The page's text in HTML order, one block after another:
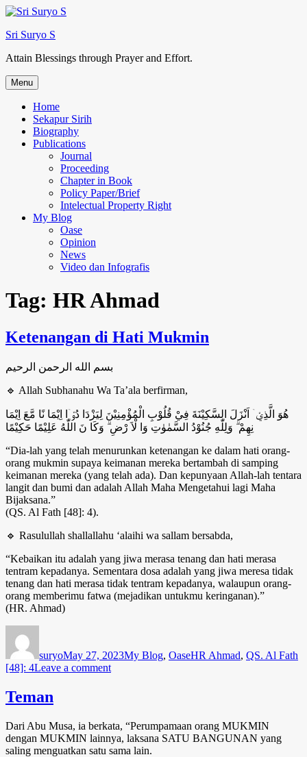
Skip
content
Sri Suryo S
Attain Blessings through Prayer and Effort.
Menu
Home
Sekapur Sirih
Biography
Publications
Journal
Proceeding
Chapter in Book
Policy Paper/Brief
Intelectual Property Right
My Blog
Oase
Opinion
News
Video dan Infografis
Tag: HR Ahmad
Ketenangan di Hati Mukmin
بسم الله الرحمن الرحيم
🔹 Allah Subhanahu Wa Ta’ala berfirman,
هُوَ الَّذِيْۤ اَنْزَلَ السَّكِيْنَةَ فِيْ قُلُوْبِ الْمُؤْمِنِيْنَ لِيَزْدَا دُوْۤا اِيْمَا نًا مَّعَ اِيْمَا
نِهِمْ ۗ وَلِلّٰهِ جُنُوْدُ السَّمٰوٰتِ وَا لْاَ رْضِ ۗ وَكَا نَ اللّٰهُ عَلِيْمًا حَكِيْمًا
“Dia-lah yang telah menurunkan ketenangan ke dalam hati orang-
orang mukmin supaya keimanan mereka bertambah di samping
keimanan mereka (yang telah ada). Dan kepunyaan Allah-lah tentara
langit dan bumi dan adalah Allah Maha Mengetahui lagi Maha
Bijaksana.”
(QS. Al Fath [48]: 4).
🔹 Rasulullah shallallahu ‘alaihi wa sallam bersabda,
“Kebaikan itu adalah yang jiwa merasa tenang dan hati merasa
tentram kepadanya. Sementara dosa adalah yang jiwa meresa tidak
tenang dan hati merasa tidak tentram kepadanya, walaupun orang-
orang memberimu fatwa (mejadikan untukmu keringanan).”
(HR. Ahmad)
suryoMay 27, 2023My Blog, OaseHR Ahmad, QS. Al Fath
[48]: 4Leave a commenton
Teman
Dari Abu Musa, ia berkata, “Perumpamaan orang MUKMIN
dengan MUKMIN lainnya, laksana SATU BANGUNAN yang
saling menguatkan satu sama lain.